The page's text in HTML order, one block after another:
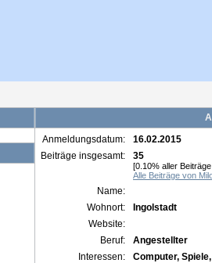
Anmeldungsdatum:
16.02.2015
Beiträge insgesamt:
35
[0.10% aller
Alle Beiträge von
Name:
Wohnort:
Ingolstadt
Website:
Beruf:
Angestellter
Interessen:
Computer,